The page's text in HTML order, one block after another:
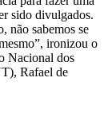
sido divulgados.
não sabemos se
ironizou o
Nacional dos
Rafael de